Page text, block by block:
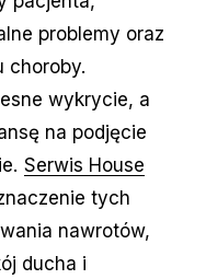
problemy oraz
choroby.
wykrycie, a
na podjęcie
Serwis House
tych
nawrotów,
ducha i